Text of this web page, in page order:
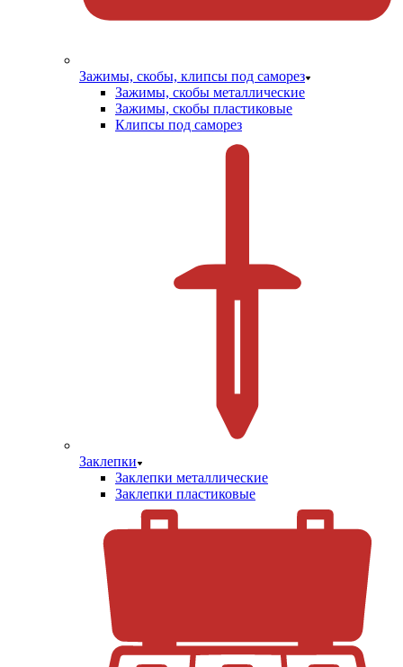
Зажимы, скобы, клипсы под саморез
Зажимы, скобы металлические
Зажимы, скобы пластиковые
Клипсы под саморез
Заклепки
Заклепки металлические
Заклепки пластиковые